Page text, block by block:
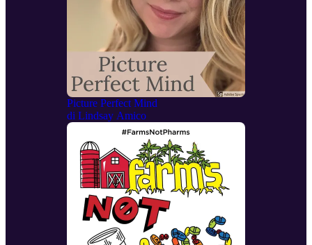
Picture Perfect Mind
di Lindsay Amico